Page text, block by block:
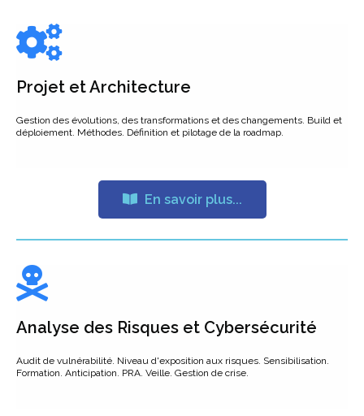
Projet et Architecture
Gestion des évolutions, des transformations et des changements. Build et
déploiement. Méthodes. Définition et pilotage de la roadmap.
En savoir plus...
Analyse des Risques et Cybersécurité
Audit de vulnérabilité. Niveau d'exposition aux risques. Sensibilisation.
Formation. Anticipation. PRA. Veille. Gestion de crise.